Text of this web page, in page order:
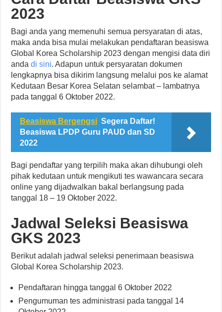
2023
Bagi anda yang memenuhi semua persyaratan di atas,
maka anda bisa mulai melakukan pendaftaran beasiswa
Global Korea Scholarship 2023 dengan mengisi data diri
andadi sini. Adapun untuk persyaratan dokumen
lengkapnya bisa dikirim langsung melalui pos ke alamat
Kedutaan Besar Korea Selatan selambat – lambatnya
pada tanggal 6 Oktober 2022.
Beasiswa Bergengsi Segera Daftar!
Beasiswa LPDP Guru PAUD dan SD
2022
Bagi pendaftar yang terpilih maka akan dihubungi oleh
pihak kedutaan untuk mengikuti tes wawancara secara
online yang dijadwalkan bakal berlangsung pada
tanggal 18 – 19 Oktober 2022.
Jadwal Seleksi Beasiswa
GKS 2023
Berikut adalah jadwal seleksi penerimaan beasiswa
Global Korea Scholarship 2023.
Pendaftaran hingga tanggal 6 Oktober 2022
Pengumuman tes administrasi pada tanggal 14